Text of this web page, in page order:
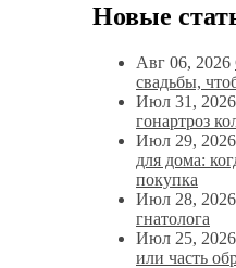
Новые
Авг 06, 2026
свадьбы,
Июл 31, 2026
гонартроз
Июл 29, 2026
для дома:
покупка
Июл 28, 2026
гнатолога
Июл 25, 2026
или часть